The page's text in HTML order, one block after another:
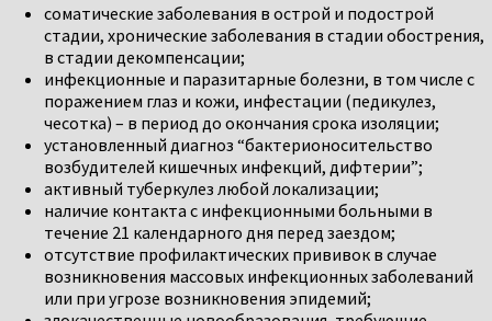
соматические заболевания в острой и подострой
стадии, хронические заболевания в стадии обострения,
в стадии декомпенсации;
инфекционные и паразитарные болезни, в том числе с
поражением глаз и кожи, инфестации (педикулез,
чесотка) – в период до окончания срока изоляции;
установленный диагноз “бактерионосительство
возбудителей кишечных инфекций, дифтерии”;
активный туберкулез любой локализации;
наличие контакта с инфекционными больными в
течение 21 календарного дня перед заездом;
отсутствие профилактических прививок в случае
возникновения массовых инфекционных заболеваний
или при угрозе возникновения эпидемий;